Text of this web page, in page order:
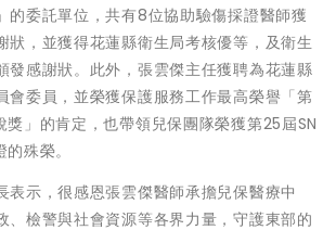
的委託單位，共有8位協助驗傷採證醫師獲
狀，並獲得花蓮縣衛生局考核優等，及衛生
發感謝狀。此外，張雲傑主任獲聘為花蓮縣
會委員，並榮獲保護服務工作最高榮譽「第
」的肯定，也帶領兒保團隊榮獲第25屆SN
殊榮。
表示，很感恩張雲傑醫師承擔兒保醫療中
、檢警與社會資源等各界力量，守護東部的